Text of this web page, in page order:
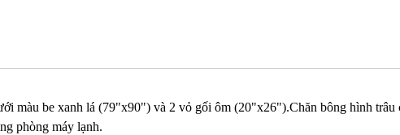
màu be xanh lá (79"x90") và 2 vỏ gối ôm (20"x26").Chăn bông hình
phòng máy lạnh.